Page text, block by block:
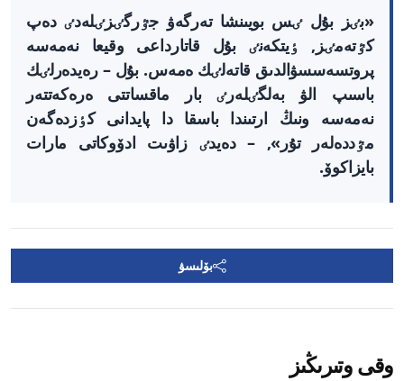
«بٸز بۇل ٸس بويىنشا تەرگەۋ جٷرگٸزٸلەدٸ دەپ
كٷتەمٸز, ٶيتكەنٸ بۇل قاتارداعى وقيعا نەمەسە
پروتسەسسۋالدىق قاتەلٸك ەمەس. بۇل – رەيدەرلٸك
باسىپ الۋ بەلگٸلەرٸ بار ماقساتتى ەرەكەتتەر
نەمەسە ونىڭ ارتىندا باسقا دا پايدانى كٶزدەگەن
مٷددەلەر تۇر», – دەيدٸ زاۋىت ادۆوكاتى مارات
بايزاكوۆ.
بۆلىسۋ
وقى وتىرىڭىز